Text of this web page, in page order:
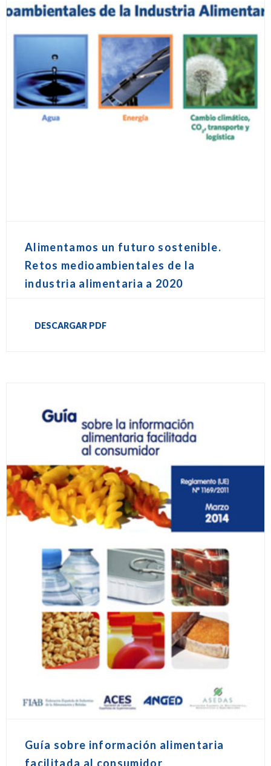
Alimentamos un futuro sostenible.
Retos medioambientales de la
industria alimentaria a 2020
DESCARGAR PDF
Guía sobre información alimentaria
facilitada al consumidor